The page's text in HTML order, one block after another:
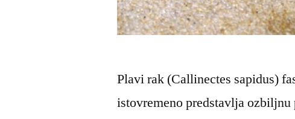
Plavi rak (Callinectes sapidus)
istovremeno predstavlja